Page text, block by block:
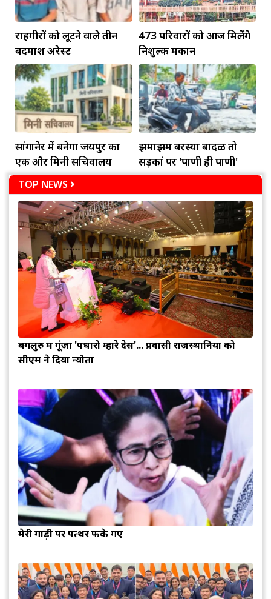
राहगीरों को लूटने वाले तीन
बदमाश अरेस्ट
473 परिवारों को आज मिलेंगे
निशुल्क मकान
सांगानेर में बनेगा जयपुर का
एक और मिनी सचिवालय
झमाझम बरस्या बादळ तो
सड़कां पर 'पाणी ही पाणी'
TOP NEWS
बेंगलुरु में गूंजा 'पधारो म्हारे देस'... प्रवासी राजस्थानियों को
सीएम ने दिया न्योता
मेरी गाड़ी पर पत्थर फेंके गए